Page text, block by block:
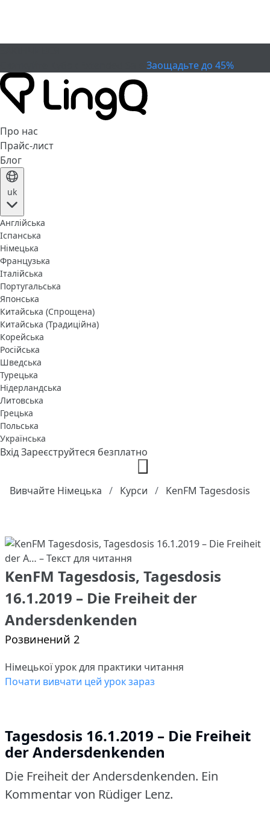
Заощадьте до 45%
Про нас
Прайс-лист
Блог
uk
Англійська
Іспанська
Німецька
Французька
Італійська
Португальська
Японська
Китайська (Спрощена)
Китайська (Традиційна)
Корейська
Російська
Шведська
Турецька
Нідерландська
Литовська
Грецька
Польська
Українська
ВхідЗареєструйтеся безплатно
Вивчайте Німецька Курси KenFM Tagesdosis
KenFM Tagesdosis, Tagesdosis
16.1.2019 – Die Freiheit der
Andersdenkenden
Розвинений 2
Німецької урок для практики читання
Почати вивчати цей урок зараз
Tagesdosis 16.1.2019 – Die Freiheit
der Andersdenkenden
Die Freiheit der Andersdenkenden. Ein
Kommentar von Rüdiger Lenz.